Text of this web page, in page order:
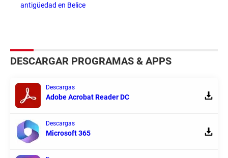
antigüedad en Belice
DESCARGAR PROGRAMAS & APPS
Descargas
Adobe Acrobat Reader DC
Descargas
Microsoft 365